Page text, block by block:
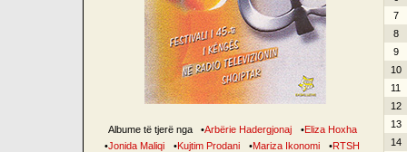
Albume të tjerë nga •Arbërie Hadergjonaj •Eliza Hoxha
•Jonida Maliqi •Kujtim Prodani •Mariza Ikonomi •RTSH
7
8
9
10
11
12
13
14